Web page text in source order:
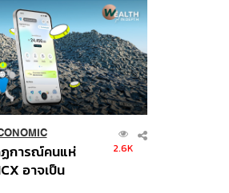
ฏการณ์คนแห่
อาจเป็น
2.6K